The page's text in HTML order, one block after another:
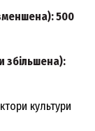
500
збільшена):
культури